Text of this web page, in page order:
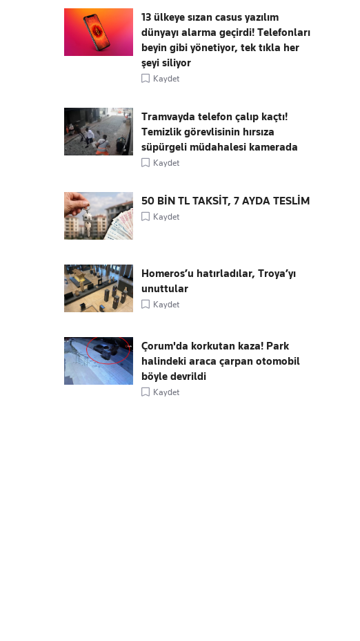
13 ülkeye sızan casus yazılım
dünyayı alarma geçirdi! Telefonları
beyin gibi yönetiyor, tek tıkla her
şeyi siliyor
Kaydet
Tramvayda telefon çalıp kaçtı!
Temizlik görevlisinin hırsıza
süpürgeli müdahalesi kamerada
Kaydet
50 BİN TL TAKSİT, 7 AYDA TESLİM
Kaydet
Homeros’u hatırladılar, Troya’yı
unuttular
Kaydet
Çorum'da korkutan kaza! Park
halindeki araca çarpan otomobil
böyle devrildi
Kaydet